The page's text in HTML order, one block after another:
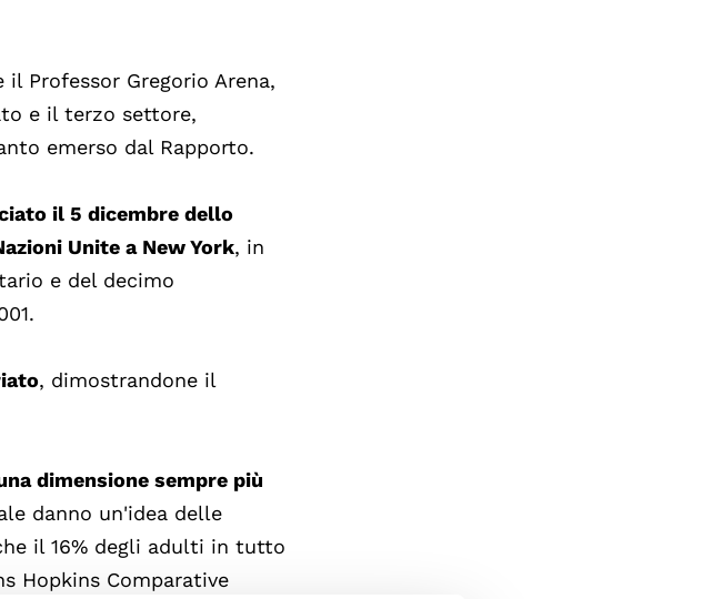
Professor Gregorio Arena,
e il terzo settore,
emerso dal Rapporto.
il 5 dicembre dello
Unite a New York, in
e del decimo
, dimostrandone il
dimensione sempre più
danno un'idea delle
il 16% degli adulti in tutto
Hopkins Comparative